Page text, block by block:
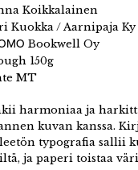
Koikkalainen
Kuokka / Aarnipaja Ky
Bookwell Oy
150g
MT
harmoniaa ja
kuvan kanssa.
typografia sallii
ja paperi toistaa